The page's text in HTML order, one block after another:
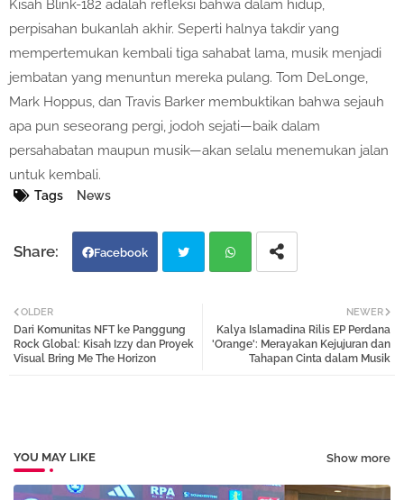
Kisah Blink-182 adalah refleksi bahwa dalam hidup,
perpisahan bukanlah akhir. Seperti halnya takdir yang
mempertemukan kembali tiga sahabat lama, musik menjadi
jembatan yang menuntun mereka pulang. Tom DeLonge,
Mark Hoppus, dan Travis Barker membuktikan bahwa sejauh
apa pun seseorang pergi, jodoh sejati—baik dalam
persahabatan maupun musik—akan selalu menemukan jalan
untuk kembali.
Tags News
Facebook
tter atsa
NEWER
Kalya Islamadina Rilis EP Perdana
'Orange': Merayakan Kejujuran dan
Tahapan Cinta dalam Musik
OLDER
Dari Komunitas NFT ke Panggung
Rock Global: Kisah Izzy dan Proyek
Visual Bring Me The Horizon
YOU MAY LIKE Show more